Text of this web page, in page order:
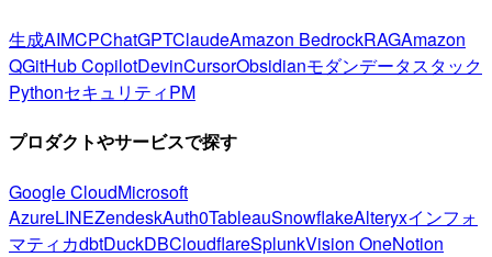
生成AIMCPChatGPTClaudeAmazon BedrockRAGAmazon
QGitHub CopilotDevinCursorObsidianモダンデータスタック
PythonセキュリティPM
プロダクトやサービスで探す
Google CloudMicrosoft
AzureLINEZendeskAuth0TableauSnowflakeAlteryxインフォ
マティカdbtDuckDBCloudflareSplunkVision OneNotion